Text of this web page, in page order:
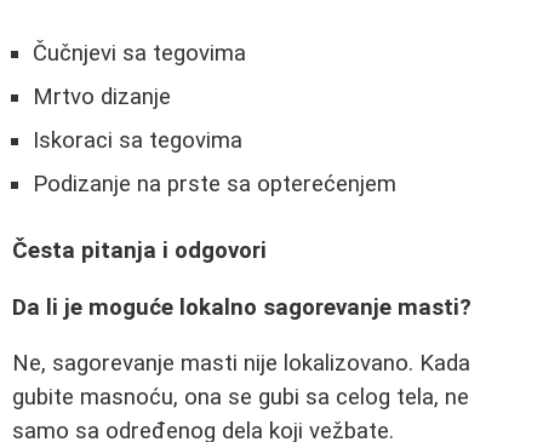
Čučnjevi sa tegovima
Mrtvo dizanje
Iskoraci sa tegovima
Podizanje na prste sa opterećenjem
Česta pitanja i odgovori
Da li je moguće lokalno sagorevanje masti?
Ne, sagorevanje masti nije lokalizovano. Kada
gubite masnoću, ona se gubi sa celog tela, ne
samo sa određenog dela koji vežbate.